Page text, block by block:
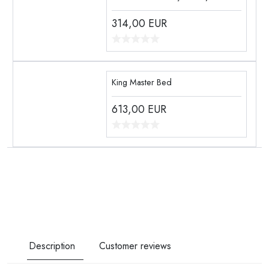
314,00 EUR
King Master Bed
613,00 EUR
Description Customer reviews